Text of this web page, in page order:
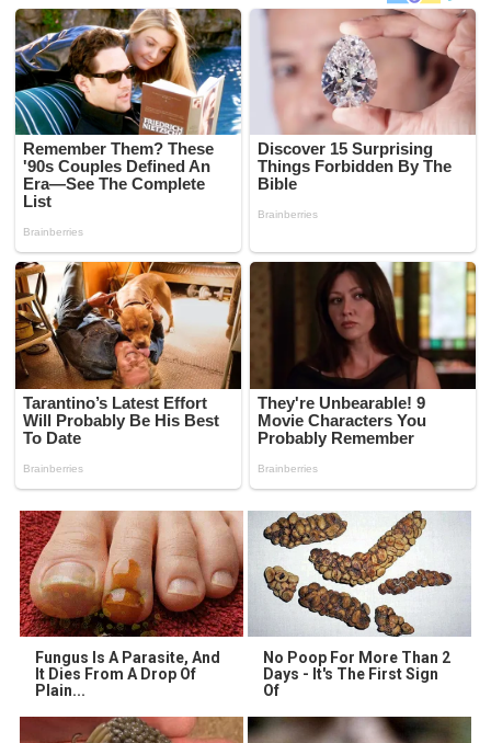
Fungus Is A Parasite, And
It Dies From A Drop Of
Plain...
No Poop For More Than 2
Days - It's The First Sign
Of